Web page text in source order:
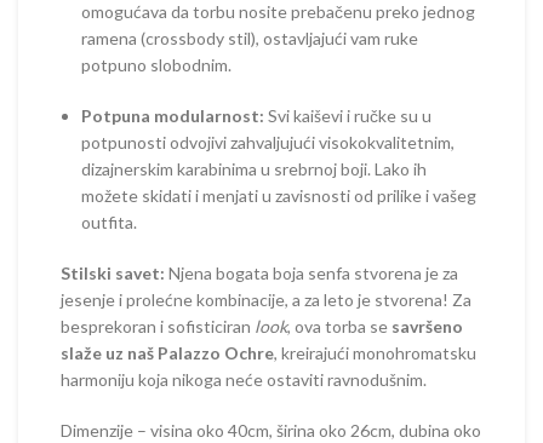
omogućava da torbu nosite prebačenu preko jednog
ramena (crossbody stil), ostavljajući vam ruke
potpuno slobodnim.
Potpuna modularnost: Svi kaiševi i ručke su u
potpunosti odvojivi zahvaljujući visokokvalitetnim,
dizajnerskim karabinima u srebrnoj boji. Lako ih
možete skidati i menjati u zavisnosti od prilike i vašeg
outfita.
Stilski savet: Njena bogata boja senfa stvorena je za
jesenje i prolećne kombinacije, a za leto je stvorena! Za
besprekoran i sofisticiran look, ova torba se savršeno
slaže uz naš Palazzo Ochre, kreirajući monohromatsku
harmoniju koja nikoga neće ostaviti ravnodušnim.
Dimenzije – visina oko 40cm, širina oko 26cm, dubina oko